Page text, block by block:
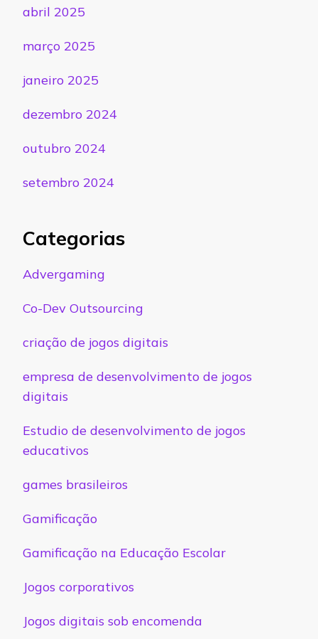
abril 2025
março 2025
janeiro 2025
dezembro 2024
outubro 2024
setembro 2024
Categorias
Advergaming
Co-Dev Outsourcing
criação de jogos digitais
empresa de desenvolvimento de jogos
digitais
Estudio de desenvolvimento de jogos
educativos
games brasileiros
Gamificação
Gamificação na Educação Escolar
Jogos corporativos
Jogos digitais sob encomenda